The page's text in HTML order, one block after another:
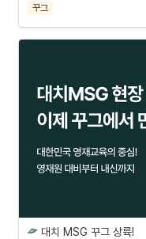
꾸그
대치 MSG 꾸그 상륙!